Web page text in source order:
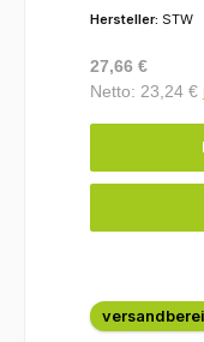
Hersteller: STW
Regulärer Preis:
27,66 €
Netto: 23,24 €